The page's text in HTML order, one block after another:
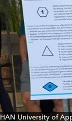
HAN University of